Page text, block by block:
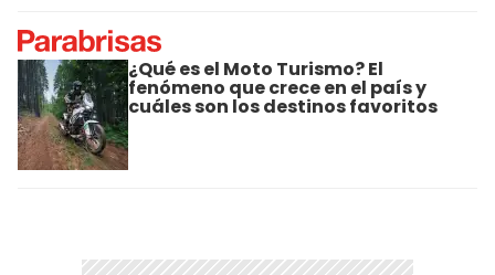
¿Qué es el Moto Turismo? El
fenómeno que crece en el país y
cuáles son los destinos favoritos